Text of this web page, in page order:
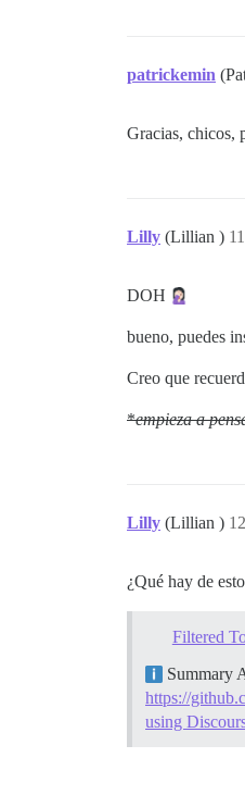
patrickemin
Gracias, chicos,
Lilly (Lillian ) 11
DOH
bueno, puedes
Creo que
*empieza a
Lilly (Lillian ) 12
¿Qué hay de
Filtered
Summary
https://
using